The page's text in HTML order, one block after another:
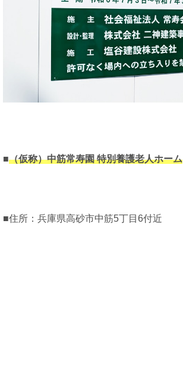
■（仮称）中筋常寿園 特別養護老人ホーム
■住所：兵庫県高砂市中筋5丁目6付近